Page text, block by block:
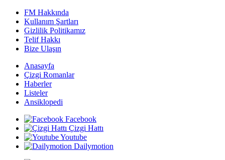
FM Hakkında
Kullanım Şartları
Gizlilik Politikamız
Telif Hakkı
Bize Ulaşın
Anasayfa
Çizgi Romanlar
Haberler
Listeler
Ansiklopedi
Facebook
Çizgi Hattı
Youtube
Dailymotion